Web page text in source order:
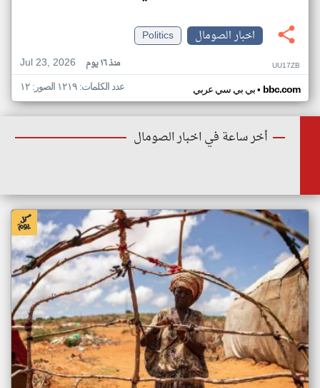
اخبار الصومال
Politics
Jul 23, 2026
منذ ١٦ يوم UU17ZB
بي بي سي عربي• bbc.com عدد الكلمات: ١٢١٩ الصور: ١٢
أخر ساعة في اخبار الصومال